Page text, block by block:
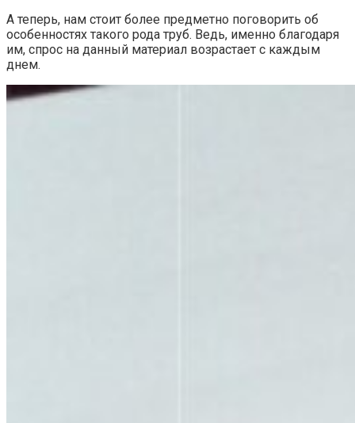
А теперь, нам стоит более предметно поговорить об
особенностях такого рода труб. Ведь, именно благодаря
им, спрос на данный материал возрастает с каждым
днем.